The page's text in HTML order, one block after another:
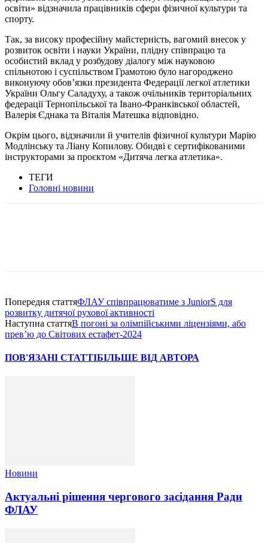
освіти» відзначила працівників сфери фізичної культури та
спорту.
Так, за високу професійну майстерність, вагомий внесок у
розвиток освіти і науки України, плідну співпрацю та
особистий вклад у розбудову діалогу між науковою
спільнотою і суспільством Грамотою було нагороджено
виконуючу обовʼязки президента Федерації легкої атлетики
України Ольгу Саладуху, а також очільників територіальних
федерації Тернопільської та Івано-Франківської областей,
Валерія Єднака та Віталія Матешка відповідно.
Окрім цього, відзначили й учителів фізичної культури Марію
Модлінську та Ліану Копилову. Обидві є сертифікованими
інструкторами за проєктом «Дитяча легка атлетика».
ТЕГИ
Головні новини
Попередня статтяФЛАУ співпрацюватиме з JuniorS для
розвитку дитячої рухової активності
Наступна статтяВ погоні за олімпійськими ліцензіями, або
прев’ю до Світових естафет-2024
ПОВ'ЯЗАНІ СТАТТІБІЛЬШЕ ВІД АВТОРА
Новини
Актуальні рішення чергового засідання Ради
ФЛАУ